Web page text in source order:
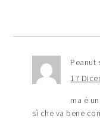
Peanut
17
ma è
sì che va bene